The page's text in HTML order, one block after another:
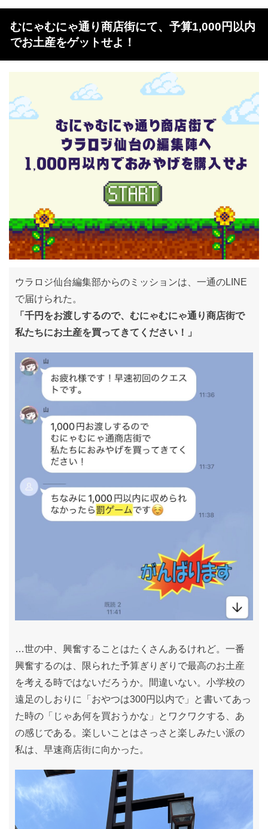
むにゃむにゃ通り商店街にて、予算1,000円以内
でお土産をゲットせよ！
ウラロジ仙台編集部からのミッションは、一通のLINE
で届けられた。
「千円をお渡しするので、むにゃむにゃ通り商店街で
私たちにお土産を買ってきてください！」
…世の中、興奮することはたくさんあるけれど。一番
興奮するのは、限られた予算ぎりぎりで最高のお土産
を考える時ではないだろうか。間違いない。小学校の
遠足のしおりに「おやつは300円以内で」と書いてあっ
た時の「じゃあ何を買おうかな」とワクワクする、あ
の感じである。楽しいことはさっさと楽しみたい派の
私は、早速商店街に向かった。